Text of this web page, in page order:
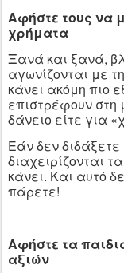
Αφήστε τους να
χρήματα
Ξανά και ξανά,
αγωνίζονται με
κάνει ακόμη πιο
επιστρέφουν
δάνειο είτε για
Εάν δεν
διαχειρίζονται
κάνει. Και αυτό
πάρετε!
Αφήστε τα
αξιών